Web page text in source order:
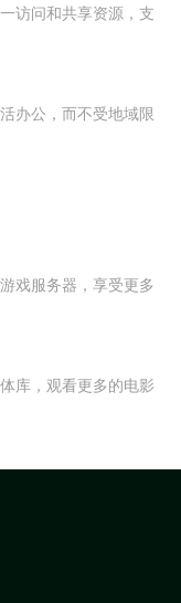
访问和共享资源，支
办公，而不受地域限
戏服务器，享受更多
库，观看更多的电影